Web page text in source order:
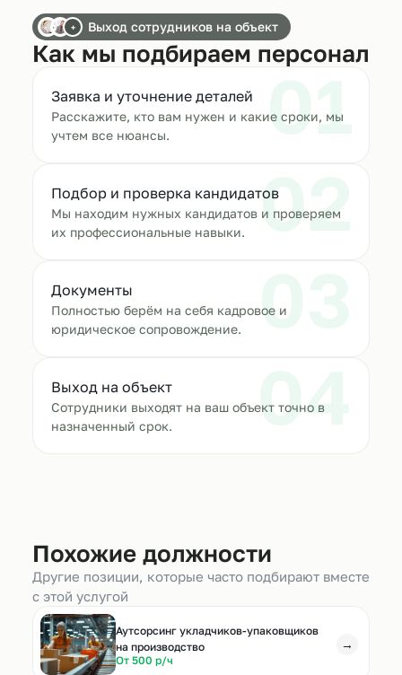
+ Выход сотрудников на объект
Как мы подбираем персонал
01
Заявка и уточнение деталей
Расскажите, кто вам нужен и какие сроки, мы
учтем все нюансы.
02
Подбор и проверка кандидатов
Мы находим нужных кандидатов и проверяем
их профессиональные навыки.
03
Документы
Полностью берём на себя кадровое и
юридическое сопровождение.
04
Выход на объект
Сотрудники выходят на ваш объект точно в
назначенный срок.
Похожие должности
Другие позиции, которые часто подбирают вместе
с этой услугой
Аутсорсинг укладчиков-упаковщиков
на производство
От 500 р/ч
→